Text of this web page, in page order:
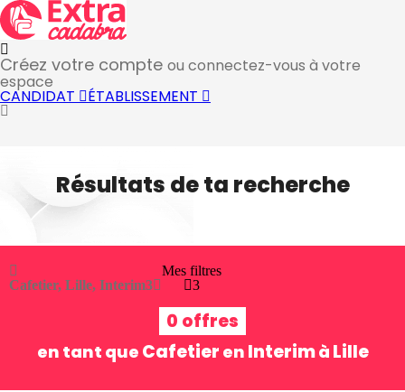
Créez votre compte ou connectez-vous à votre
espace
CANDIDAT ÉTABLISSEMENT
Résultats de ta recherche
Cafetier, Lille, Interim3
Mes filtres
3
0 offres
en tant que Cafetier en Interimà Lille